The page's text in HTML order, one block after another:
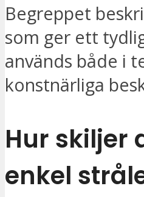
Begreppet
som ger ett
används både i
konstnärliga
Hur skiljer
enkel